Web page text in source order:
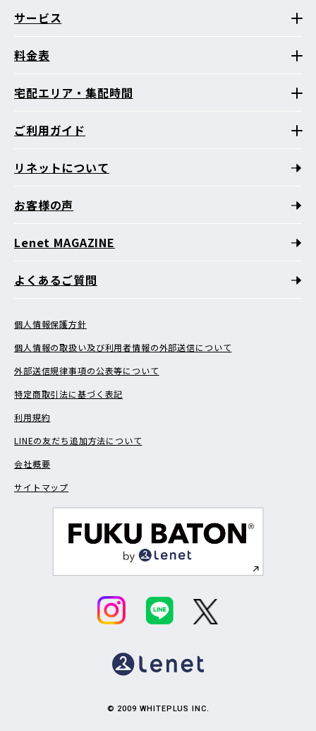
サービス
料金表
宅配エリア・集配時間
ご利用ガイド
リネットについて
お客様の声
Lenet MAGAZINE
よくあるご質問
個人情報保護方針
個人情報の取扱い及び利用者情報の外部送信について
外部送信規律事項の公表等について
特定商取引法に基づく表記
利用規約
LINEの友だち追加方法について
会社概要
サイトマップ
© 2009 WHITEPLUS INC.